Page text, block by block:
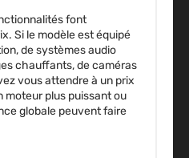
font
Si le modèle est équipé
de systèmes audio
chauffants, de caméras
vous attendre à un prix
moteur plus puissant ou
globale peuvent faire